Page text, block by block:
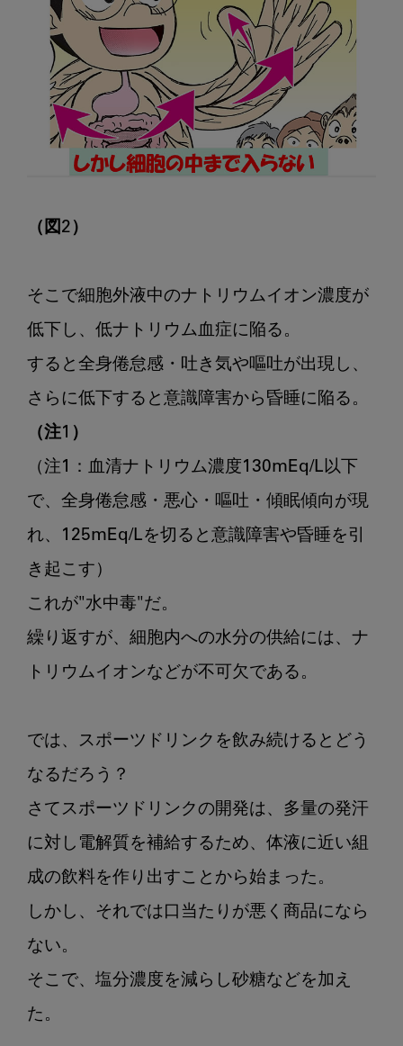
（図2）
そこで細胞外液中のナトリウムイオン濃度が
低下し、低ナトリウム血症に陥る。
すると全身倦怠感・吐き気や嘔吐が出現し、
（注1）
（注1：血清ナトリウム濃度130mEq/L以下
で、全身倦怠感・悪心・嘔吐・傾眠傾向が現
れ、125mEq/Lを切ると意識障害や昏睡を引
き起こす）
これが"水中毒"だ。
繰り返すが、細胞内への水分の供給には、ナ
トリウムイオンなどが不可欠である。
では、スポーツドリンクを飲み続けるとどう
なるだろう？
さてスポーツドリンクの開発は、多量の発汗
に対し電解質を補給するため、体液に近い組
成の飲料を作り出すことから始まった。
しかし、それでは口当たりが悪く商品になら
ない。
そこで、塩分濃度を減らし砂糖などを加え